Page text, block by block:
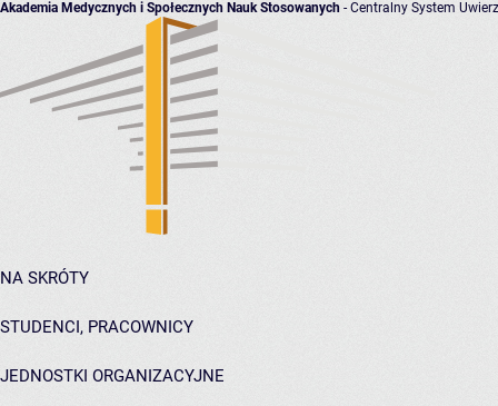
Akademia Medycznych i Społecznych Nauk Stosowanych - Centralny System
NA SKRÓTY
STUDENCI, PRACOWNICY
JEDNOSTKI ORGANIZACYJNE